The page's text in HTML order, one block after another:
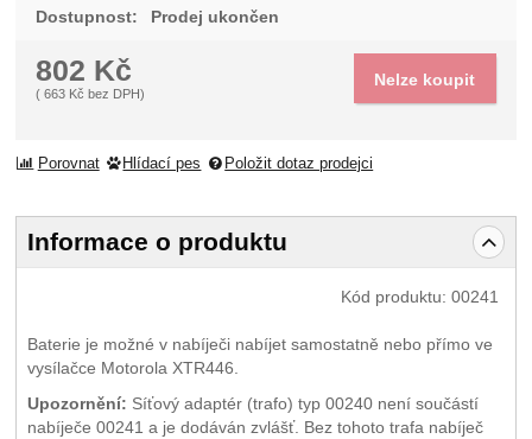
Dostupnost: Prodej ukončen
802 Kč
( 663 Kč bez DPH)
Nelze koupit
Porovnat Hlídací pes Položit dotaz prodejci
Informace o produktu
Kód produktu:00241
Baterie je možné v nabíječi nabíjet samostatně nebo přímo ve
vysílačce Motorola XTR446.
Upozornění: Síťový adaptér (trafo) typ 00240 není součástí
nabíječe 00241 a je dodáván zvlášť. Bez tohoto trafa nabíječ